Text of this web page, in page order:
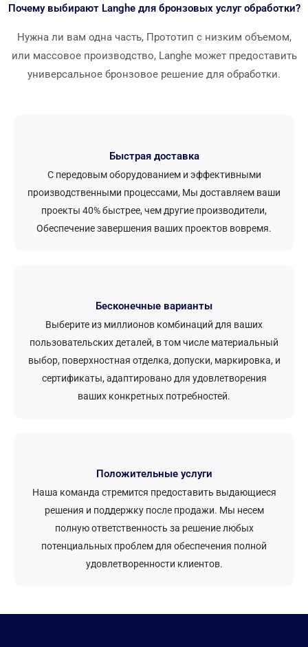
Почему выбирают Langhe для бронзовых услуг обработки?
Нужна ли вам одна часть, Прототип с низким объемом,
или массовое производство, Langhe может предоставить
универсальное бронзовое решение для обработки.
Быстрая доставка
С передовым оборудованием и эффективными
производственными процессами, Мы доставляем ваши
проекты 40% быстрее, чем другие производители,
Обеспечение завершения ваших проектов вовремя.
Бесконечные варианты
Выберите из миллионов комбинаций для ваших
пользовательских деталей, в том числе материальный
выбор, поверхностная отделка, допуски, маркировка, и
сертификаты, адаптировано для удовлетворения
ваших конкретных потребностей.
Положительные услуги
Наша команда стремится предоставить выдающиеся
решения и поддержку после продажи. Мы несем
полную ответственность за решение любых
потенциальных проблем для обеспечения полной
удовлетворенности клиентов.